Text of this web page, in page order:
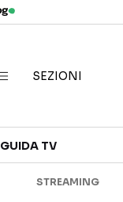
SEZIONI
GUIDA TV
STREAMING